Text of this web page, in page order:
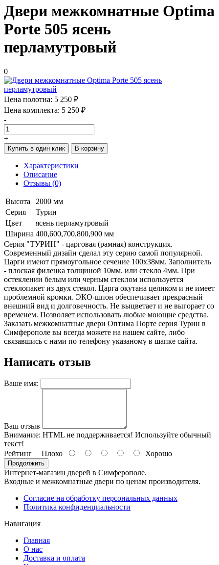
Двери межкомнатные Optima
Porte 505 ясень
перламутровый
0
Цена полотна: 5 250 ₽
Цена комплекта: 5 250 ₽
-
+
Купить в один клик В корзину
Характеристики
Описание
Отзывы (0)
Высота
2000 мм
Серия
Турин
Цвет
ясень перламутровый
Ширина 400,600,700,800,900 мм
Серия "ТУРИН" - царговая (рамная) конструкция.
Современный дизайн сделал эту серию самой популярной.
Царги имеют прямоугольное сечение 100х38мм. Заполнитель
- плоская филенка толщиной 10мм. или стекло 4мм. При
остеклении белым или черным стеклом используется
стеклопакет из двух стекол. Царга окутана целиком и не имеет
проблемной кромки. ЭКО-шпон обеспечивает прекрасный
внешний вид и долговечность. Не выцветает и не выгорает со
временем. Позволяет использовать любые моющие средства.
Заказать межкомнатные двери Оптима Порте серия Турин в
Симферополе вы всегда можете на нашем сайте, либо
связавшись с нами по телефону указаному в шапке сайта.
Написать отзыв
Ваше имя:
Ваш отзыв
Внимание: HTML не поддерживается! Используйте обычный
текст!
Рейтинг Плохо Хорошо
Продолжить
Интернет-магазин дверей в Симферополе.
Входные и межкомнатные двери по ценам производителя.
Согласие на обработку персональных данных
Политика конфиденциальности
Навигация
Главная
О нас
Доставка и оплата